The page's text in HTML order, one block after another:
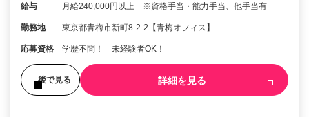
給与 月給240,000円以上 ※資格手当・能力手当、他手当有
勤務地 東京都青梅市新町8-2-2【青梅オフィス】
応募資格 学歴不問！ 未経験者OK！
後で見る 詳細を見る